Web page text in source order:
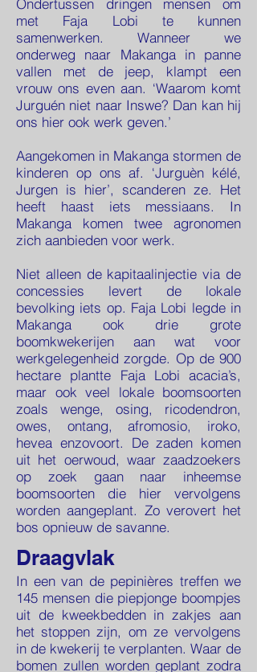
Ondertussen dringen mensen om
met Faja Lobi te kunnen
samenwerken. Wanneer we
onderweg naar Makanga in panne
vallen met de jeep, klampt een
vrouw ons even aan. ‘Waarom komt
Jurguén niet naar Inswe? Dan kan hij
ons hier ook werk geven.’
Aangekomen in Makanga stormen de
kinderen op ons af. ‘Jurguèn kélé,
Jurgen is hier’, scanderen ze. Het
heeft haast iets messiaans. In
Makanga komen twee agronomen
zich aanbieden voor werk.
Niet alleen de kapitaalinjectie via de
concessies levert de lokale
bevolking iets op. Faja Lobi legde in
Makanga ook drie grote
boomkwekerijen aan wat voor
werkgelegenheid zorgde. Op de 900
hectare plantte Faja Lobi acacia’s,
maar ook veel lokale boomsoorten
zoals wenge, osing, ricodendron,
owes, ontang, afromosio, iroko,
hevea enzovoort. De zaden komen
uit het oerwoud, waar zaadzoekers
op zoek gaan naar inheemse
boomsoorten die hier vervolgens
worden aangeplant. Zo verovert het
bos opnieuw de savanne.
Draagvlak
In een van de pepinières treffen we
145 mensen die piepjonge boompjes
uit de kweekbedden in zakjes aan
het stoppen zijn, om ze vervolgens
in de kwekerij te verplanten. Waar de
bomen zullen worden geplant zodra